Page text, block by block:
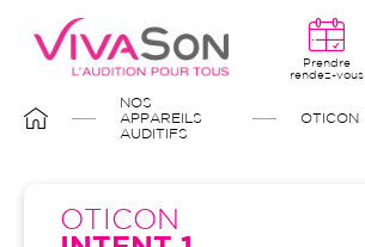
contenu
principal
Prendre
rendez-vous
D'ARIANE
NOS
APPAREILS
AUDITIFS
OTICON
OTICON